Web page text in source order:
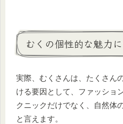
むくの個性的な魅力
実際、むくさんは、たくさん
ける要因として、ファッショ
クニックだけでなく、自然体
と言えます。